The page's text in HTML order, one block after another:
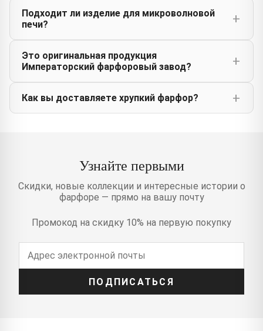
Подходит ли изделие для микроволновой
печи?
Это оригинальная продукция
Императорский фарфоровый завод?
Как вы доставляете хрупкий фарфор?
Узнайте первыми
Скидки, новые коллекции и интересные истории о
фарфоре — прямо на вашу почту
Промокод на скидку 10% на первую покупку
ПОДПИСАТЬСЯ